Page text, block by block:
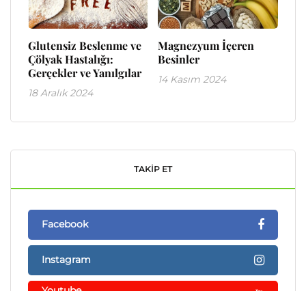
Glutensiz Beslenme ve
Çölyak Hastalığı:
Gerçekler ve Yanılgılar
18 Aralık 2024
Magnezyum İçeren
Besinler
14 Kasım 2024
TAKIP ET
Facebook
Instagram